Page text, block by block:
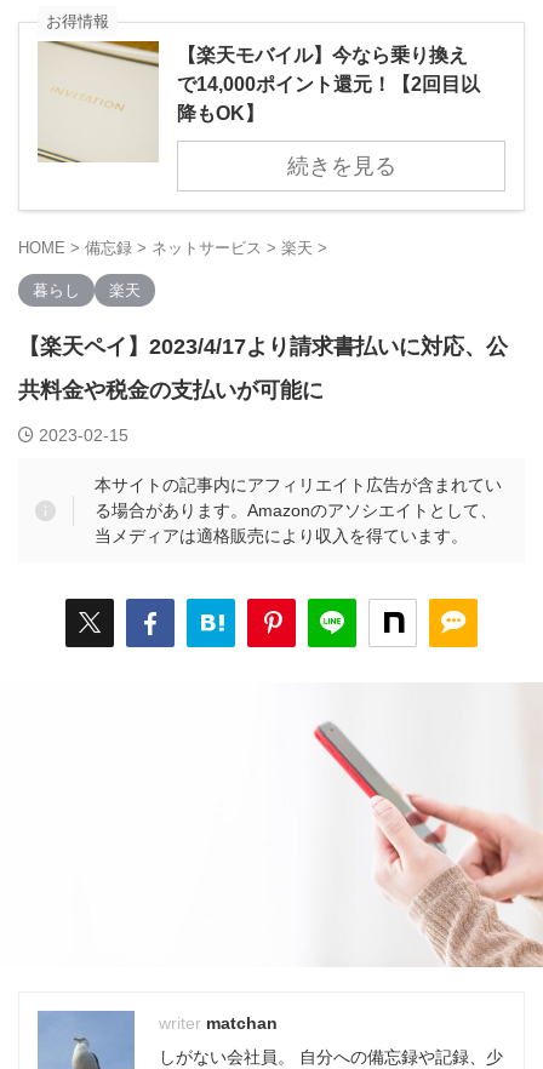
お得情報
【楽天モバイル】今なら乗り換え
で14,000ポイント還元！【2回目以
降もOK】
続きを見る
HOME > 備忘録 > ネットサービス > 楽天 >
暮らし 楽天
【楽天ペイ】2023/4/17より請求書払いに対応、公
共料金や税金の支払いが可能に
2023-02-15
本サイトの記事内にアフィリエイト広告が含まれてい
る場合があります。Amazonのアソシエイトとして、
当メディアは適格販売により収入を得ています。
matchan
しがない会社員。 自分への備忘録や記録、少